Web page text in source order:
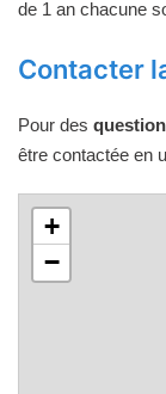
de 1 an chacune
Contacter
Pour des
être contactée en
+
−